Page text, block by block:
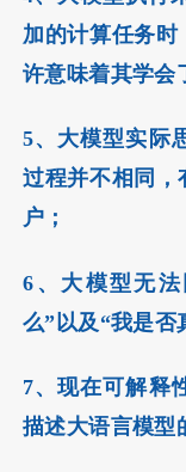
加的计算任务
许意味着其学会
5、大模型实际
过程并不相同，
户；
6、大模型无
么”以及“我是否
7、现在可解释
描述大语言模型